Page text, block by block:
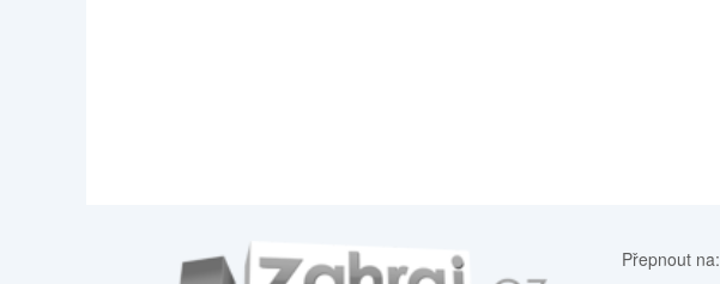
Přepnout na: